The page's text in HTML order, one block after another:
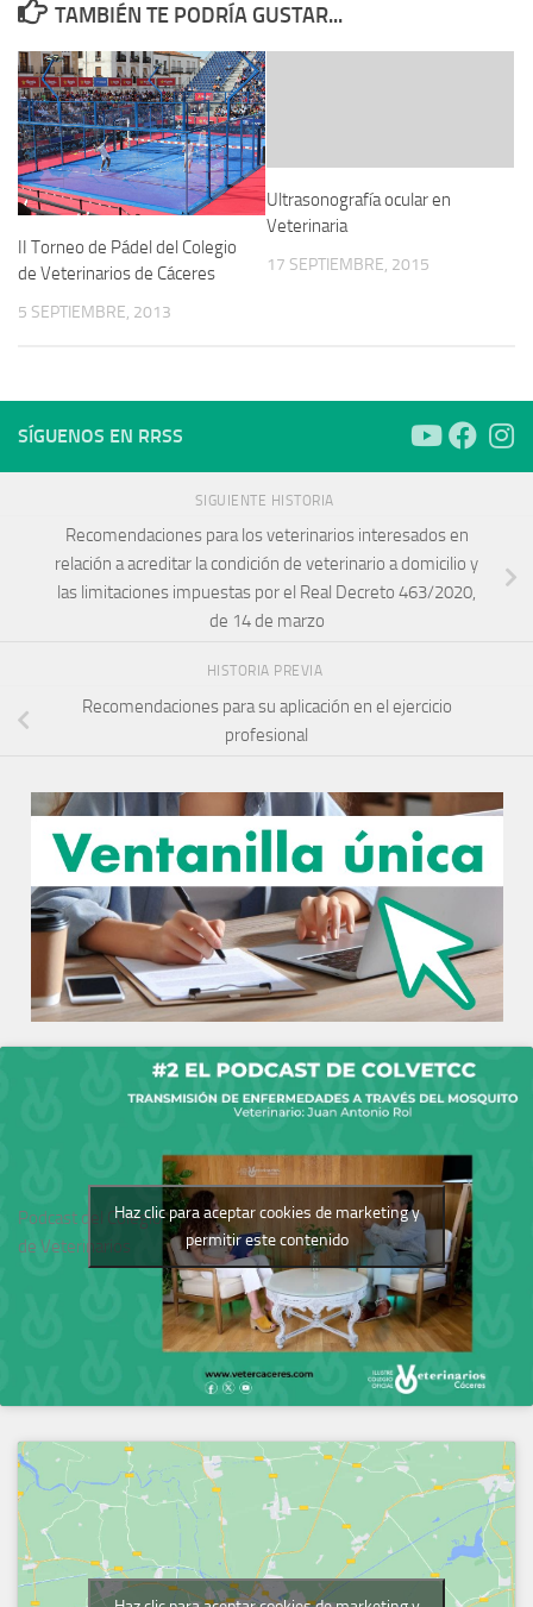
TAMBIÉN TE PODRÍA GUSTAR...
II Torneo de Pádel del Colegio
de Veterinarios de Cáceres
5 SEPTIEMBRE, 2013
Ultrasonografía ocular en
Veterinaria
17 SEPTIEMBRE, 2015
SÍGUENOS EN RRSS
SIGUIENTE HISTORIA
Recomendaciones para los veterinarios interesados en
relación a acreditar la condición de veterinario a domicilio y
las limitaciones impuestas por el Real Decreto 463/2020,
de 14 de marzo
HISTORIA PREVIA
Recomendaciones para su aplicación en el ejercicio
profesional
Podcast del Colegio
de Veterinarios
Haz clic para aceptar cookies de marketing y
permitir este contenido